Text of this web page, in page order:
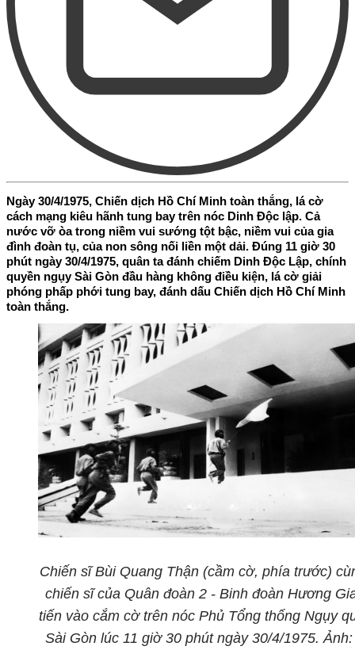
Ngày 30/4/1975, Chiến dịch Hồ Chí Minh toàn thắng, lá cờ
cách mạng kiêu hãnh tung bay trên nóc Dinh Độc lập. Cả
nước vỡ òa trong niềm vui sướng tột bậc, niềm vui của gia
đình đoàn tụ, của non sông nối liền một dải. Đúng 11 giờ 30
phút ngày 30/4/1975, quân ta đánh chiếm Dinh Độc Lập, chính
quyền ngụy Sài Gòn đầu hàng không điều kiện, lá cờ giải
phóng phấp phới tung bay, đánh dấu Chiến dịch Hồ Chí Minh
toàn thắng.
Chiến sĩ Bùi Quang Thận (cầm cờ, phía trước)
chiến sĩ của Quân đoàn 2 - Binh đoàn Hương
tiến vào cắm cờ trên nóc Phủ Tổng thống Ngụy
Sài Gòn lúc 11 giờ 30 phút ngày 30/4/1975.